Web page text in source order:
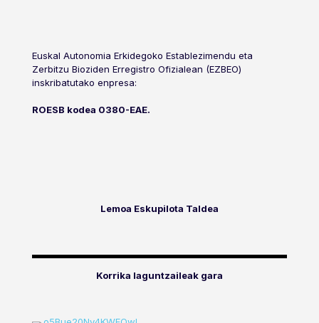
Euskal Autonomia Erkidegoko Establezimendu eta
Zerbitzu Bioziden Erregistro Ofizialean (EZBEO)
inskribatutako enpresa:
ROESB kodea 0380-EAE.
Lemoa Eskupilota Taldea
Korrika laguntzaileak gara